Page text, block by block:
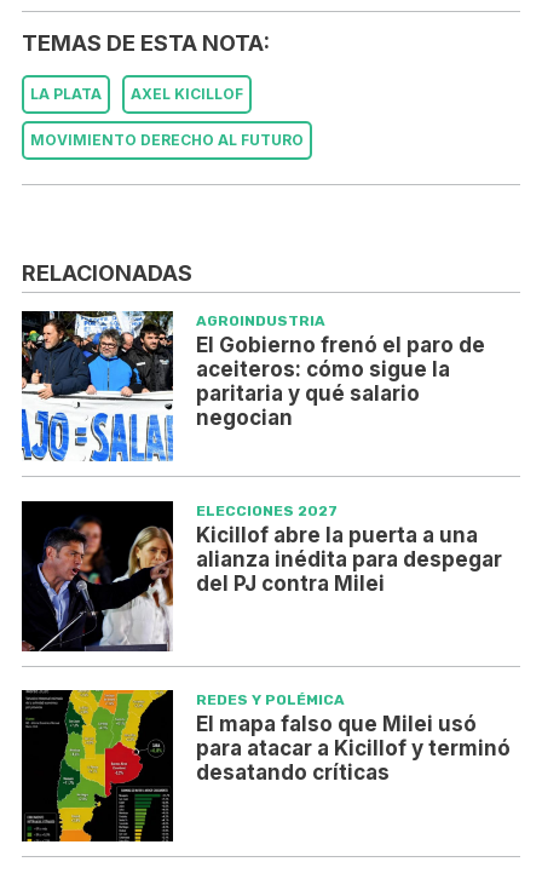
TEMAS DE ESTA NOTA:
LA PLATA AXEL KICILLOF
MOVIMIENTO DERECHO AL FUTURO
RELACIONADAS
AGROINDUSTRIA
El Gobierno frenó el paro de
aceiteros: cómo sigue la
paritaria y qué salario
negocian
ELECCIONES 2027
Kicillof abre la puerta a una
alianza inédita para despegar
del PJ contra Milei
REDES Y POLÉMICA
El mapa falso que Milei usó
para atacar a Kicillof y terminó
desatando críticas